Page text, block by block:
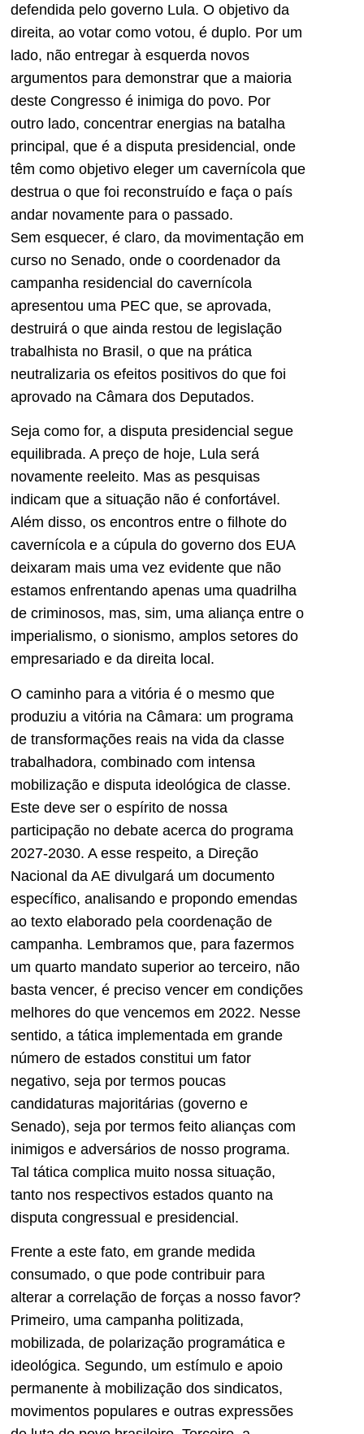
defendida pelo governo Lula. O objetivo da
direita, ao votar como votou, é duplo. Por um
lado, não entregar à esquerda novos
argumentos para demonstrar que a maioria
deste Congresso é inimiga do povo. Por
outro lado, concentrar energias na batalha
principal, que é a disputa presidencial, onde
têm como objetivo eleger um cavernícola que
destrua o que foi reconstruído e faça o país
andar novamente para o passado.
Sem esquecer, é claro, da movimentação em
curso no Senado, onde o coordenador da
campanha residencial do cavernícola
apresentou uma PEC que, se aprovada,
destruirá o que ainda restou de legislação
trabalhista no Brasil, o que na prática
neutralizaria os efeitos positivos do que foi
aprovado na Câmara dos Deputados.
Seja como for, a disputa presidencial segue
equilibrada. A preço de hoje, Lula será
novamente reeleito. Mas as pesquisas
indicam que a situação não é confortável.
Além disso, os encontros entre o filhote do
cavernícola e a cúpula do governo dos EUA
deixaram mais uma vez evidente que não
estamos enfrentando apenas uma quadrilha
de criminosos, mas, sim, uma aliança entre o
imperialismo, o sionismo, amplos setores do
empresariado e da direita local.
O caminho para a vitória é o mesmo que
produziu a vitória na Câmara: um programa
de transformações reais na vida da classe
trabalhadora, combinado com intensa
mobilização e disputa ideológica de classe.
Este deve ser o espírito de nossa
participação no debate acerca do programa
2027-2030. A esse respeito, a Direção
Nacional da AE divulgará um documento
específico, analisando e propondo emendas
ao texto elaborado pela coordenação de
campanha. Lembramos que, para fazermos
um quarto mandato superior ao terceiro, não
basta vencer, é preciso vencer em condições
melhores do que vencemos em 2022. Nesse
sentido, a tática implementada em grande
número de estados constitui um fator
negativo, seja por termos poucas
candidaturas majoritárias (governo e
Senado), seja por termos feito alianças com
inimigos e adversários de nosso programa.
Tal tática complica muito nossa situação,
tanto nos respectivos estados quanto na
disputa congressual e presidencial.
Frente a este fato, em grande medida
consumado, o que pode contribuir para
alterar a correlação de forças a nosso favor?
Primeiro, uma campanha politizada,
mobilizada, de polarização programática e
ideológica. Segundo, um estímulo e apoio
permanente à mobilização dos sindicatos,
movimentos populares e outras expressões